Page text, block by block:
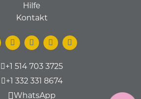
Hilfe
Kontakt
+1 514 703 3725
+1 332 331 8674
WhatsApp